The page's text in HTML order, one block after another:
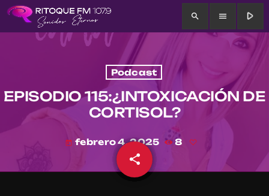
search menu play_arrow
Podcast
EPISODIO 115:¿INTOXICACIÓN DE
CORTISOL?
today febrero 4, 2025 8
share
email